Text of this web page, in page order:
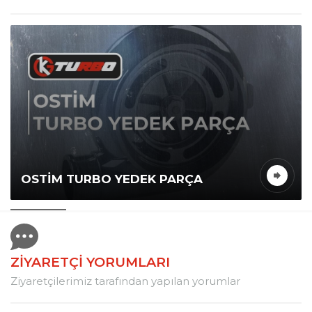
OSTIM TURBO YEDEK PARÇA
ZİYARETÇİ YORUMLARI
Ziyaretçilerimiz tarafından yapılan yorumlar